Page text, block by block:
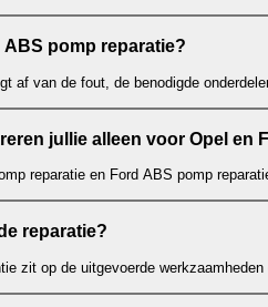
pomp reparatie?
af van de fout, de benodigde
jullie alleen voor Opel en
reparatie en Ford ABS pomp
reparatie?
zit op de uitgevoerde